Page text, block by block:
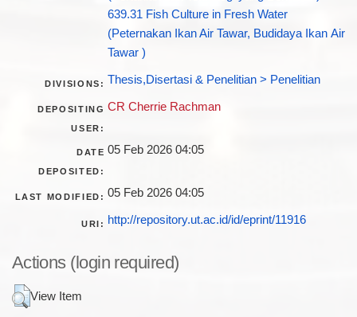
639.31 Fish Culture in Fresh Water
(Peternakan Ikan Air Tawar, Budidaya Ikan Air
Tawar )
DIVISIONS: Thesis,Disertasi & Penelitian > Penelitian
DEPOSITING
USER:
CR Cherrie Rachman
DATE
DEPOSITED:
05 Feb 2026 04:05
LAST MODIFIED: 05 Feb 2026 04:05
URI: http://repository.ut.ac.id/id/eprint/11916
Actions (login required)
View Item